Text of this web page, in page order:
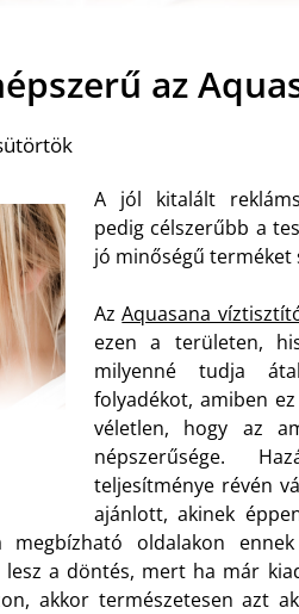
az
A jól kitalált
pedig célszerűbb a
jó minőségű terméket
AzAquasana
ezen a területen,
milyenné tudja
folyadékot, amiben
véletlen, hogy az
népszerűsége.
teljesítménye révén
ajánlott, akinek
megbízható oldalakon
a döntés, mert ha már
akkor természetesen azt